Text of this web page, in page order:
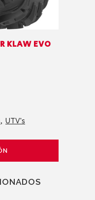
KLAW EVO
, UTV's